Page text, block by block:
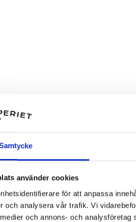
använder cookies
för att anpassa
och analysera vår trafik. Vi
och annons- och